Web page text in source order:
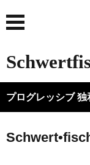
プログレッシブ 独